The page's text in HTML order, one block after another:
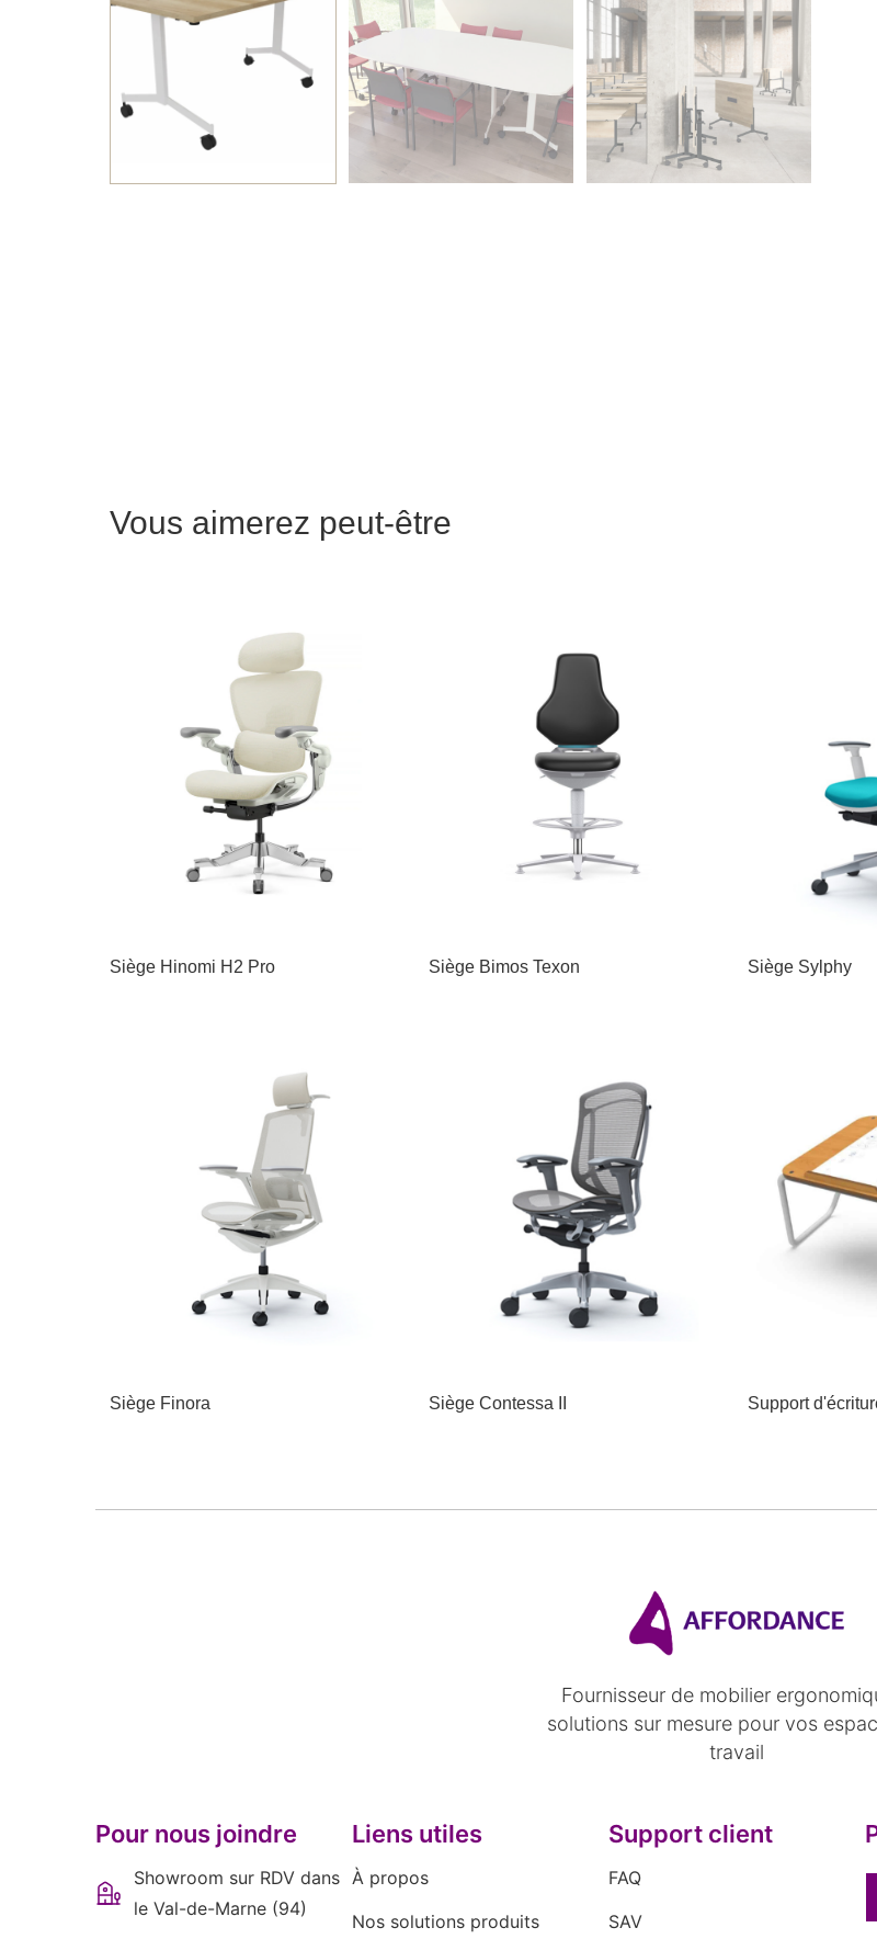
Vous aimerez peut-être
Siège Hinomi H2 Pro Siège Bimos Texon Siège Sylphy
Siège Finora Siège Contessa II Support
Fournisseur de mobilier
solutions sur mesure pour vos
travail
Pour nous joindre
Showroom sur RDV dans
le Val-de-Marne (94)
Liens utiles
À propos
Nos solutions produits
Support client
FAQ
SAV